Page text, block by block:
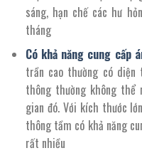
sáng, hạn chế các hư
tháng
Có khả năng cung cấp
trần cao thường có
thông thường không thể
gian đó. Với kích thước
thông tầm có khả năng
rất nhiều